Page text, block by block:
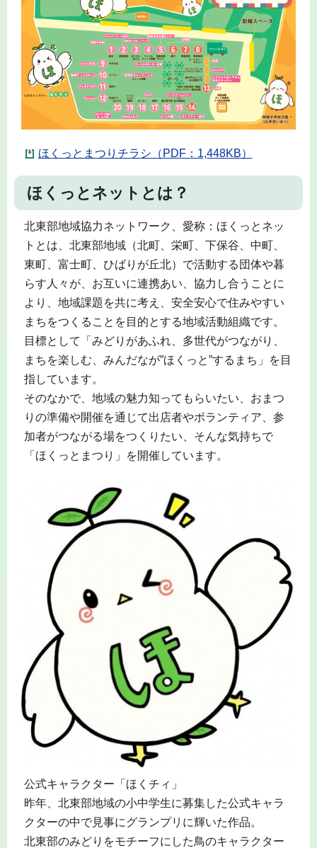
ほくっとまつりチラシ（PDF：1,448KB）
ほくっとネットとは？
北東部地域協力ネットワーク、愛称：ほくっとネッ
トとは、北東部地域（北町、栄町、下保谷、中町、
東町、富士町、ひばりが丘北）で活動する団体や暮
らす人々が、お互いに連携あい、協力し合うことに
より、地域課題を共に考え、安全安心で住みやすい
まちをつくることを目的とする地域活動組織です。
目標として「みどりがあふれ、多世代がつながり、
まちを楽しむ、みんだなが”ほくっと”するまち」を目
指しています。
そのなかで、地域の魅力知ってもらいたい、おまつ
りの準備や開催を通じて出店者やボランティア、参
加者がつながる場をつくりたい、そんな気持ちで
「ほくっとまつり」を開催しています。
公式キャラクター「ほくチィ」
昨年、北東部地域の小中学生に募集した公式キャラ
クターの中で見事にグランプリに輝いた作品。
北東部のみどりをモチーフにした鳥のキャラクター